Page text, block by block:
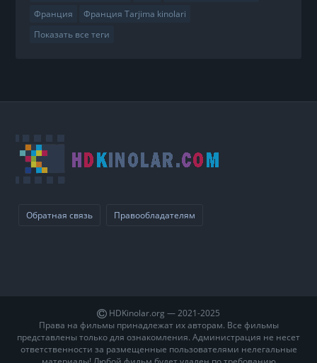
Франция
Франция Tarjima kinolari
Показать все теги
Обратная связь Правообладателям
HDKinolar.org — 2021-2025
Права на фильмы принадлежат их авторам. Все фильмы
представлены только для ознакомления. Администрация не несет
ответственности за размещенные пользователями нелегальные